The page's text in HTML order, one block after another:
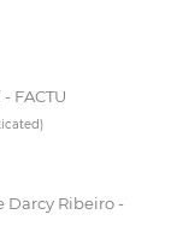
FACTU
Darcy Ribeiro -